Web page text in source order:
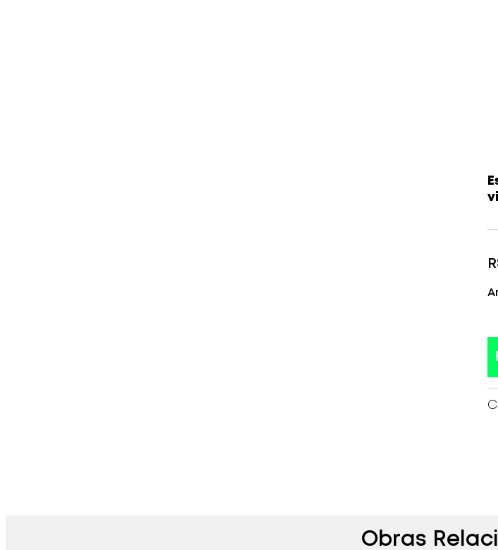
Obras